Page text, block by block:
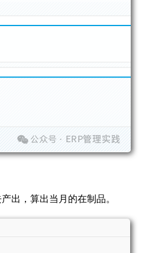
出，算出当月的在制品。